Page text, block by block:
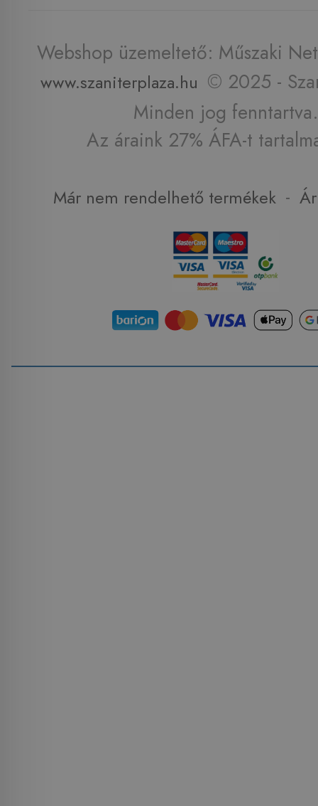
Webshop üzemeltető: Műszaki
www.szaniterplaza.hu © 2025 -
Minden jog fenntartva.
Az áraink 27% ÁFA-t
Már nem rendelhető termékek -